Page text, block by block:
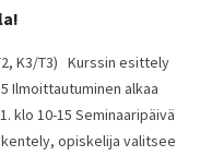
K3/T3) Kurssin esittely
Ilmoittautuminen alkaa
klo 10-15 Seminaaripäivä
opiskelija valitsee